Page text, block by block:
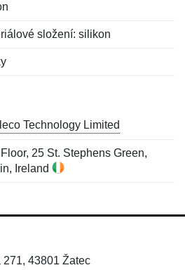
složení: silikon
Technology Limited
25 St. Stephens Green,
Ireland
271, 43801 Žatec